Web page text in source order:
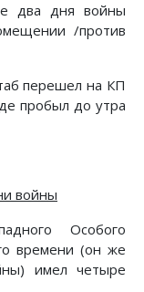
два дня войны
/против
перешел на КП
пробыл до утра
войны
Особого
времени (он же
имел четыре